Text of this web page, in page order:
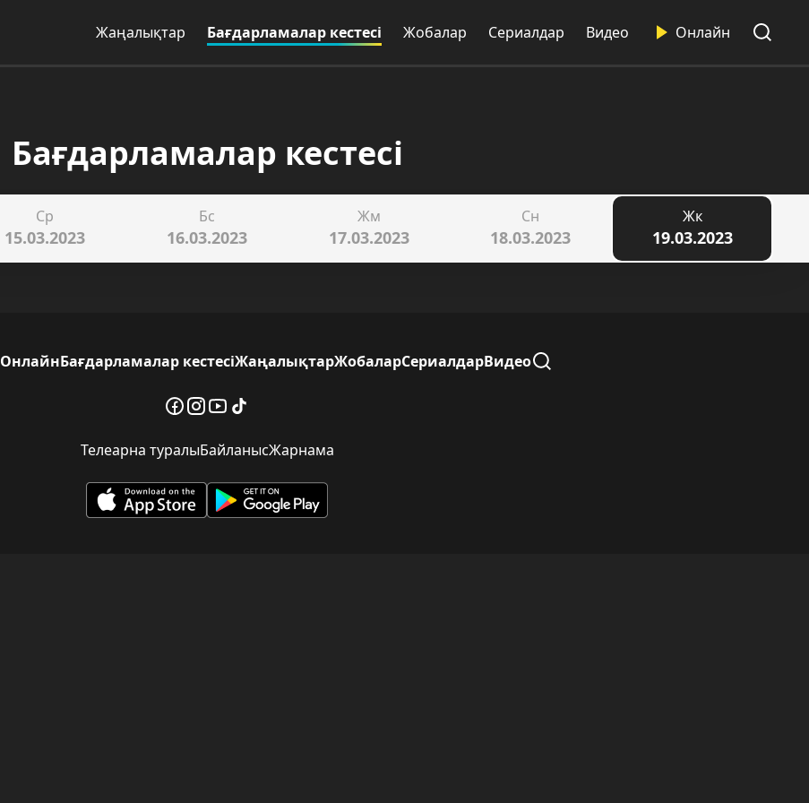
Жаңалықтар Бағдарламалар кестесі Жобалар Сериалдар Видео Онлайн
Бағдарламалар кестесі
Ср
15.03.2023
Бс
16.03.2023
Жм
17.03.2023
Сн
18.03.2023
Жк
19.03.2023
ОнлайнБағдарламалар кестесіЖаңалықтарЖобаларСериалдарВидео
Телеарна туралыБайланысЖарнама